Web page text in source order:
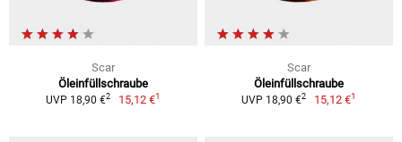
Scar
Öleinfüllschraube
UVP 18,90 €2 15,12 €1
Scar
Öleinfüllschraube
UVP 18,90 €2 15,12 €1